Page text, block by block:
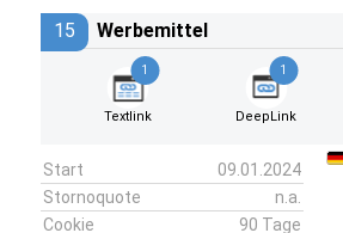
15 Werbemittel
1
Textlink
1
DeepLink
Start
09.01.2024
Stornoquote
n.a.
Cookie
90 Tage